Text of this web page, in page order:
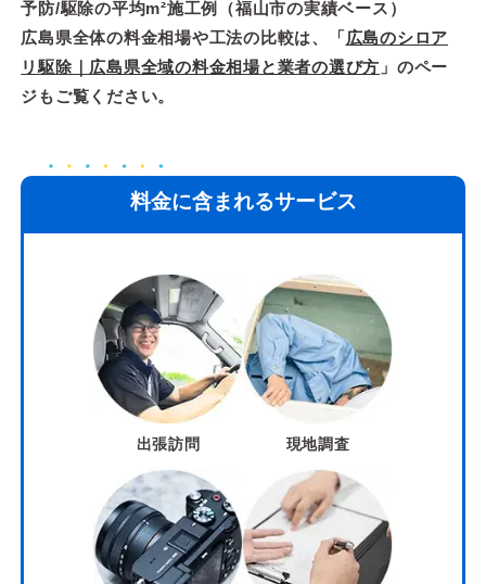
予防/駆除の平均m²施工例（福山市の実績ベース）
広島県全体の料金相場や工法の比較は、「広島のシロア
リ駆除｜広島県全域の料金相場と業者の選び方 」のペー
ジもご覧ください。
料金に含まれるサービス
出張訪問 現地調査